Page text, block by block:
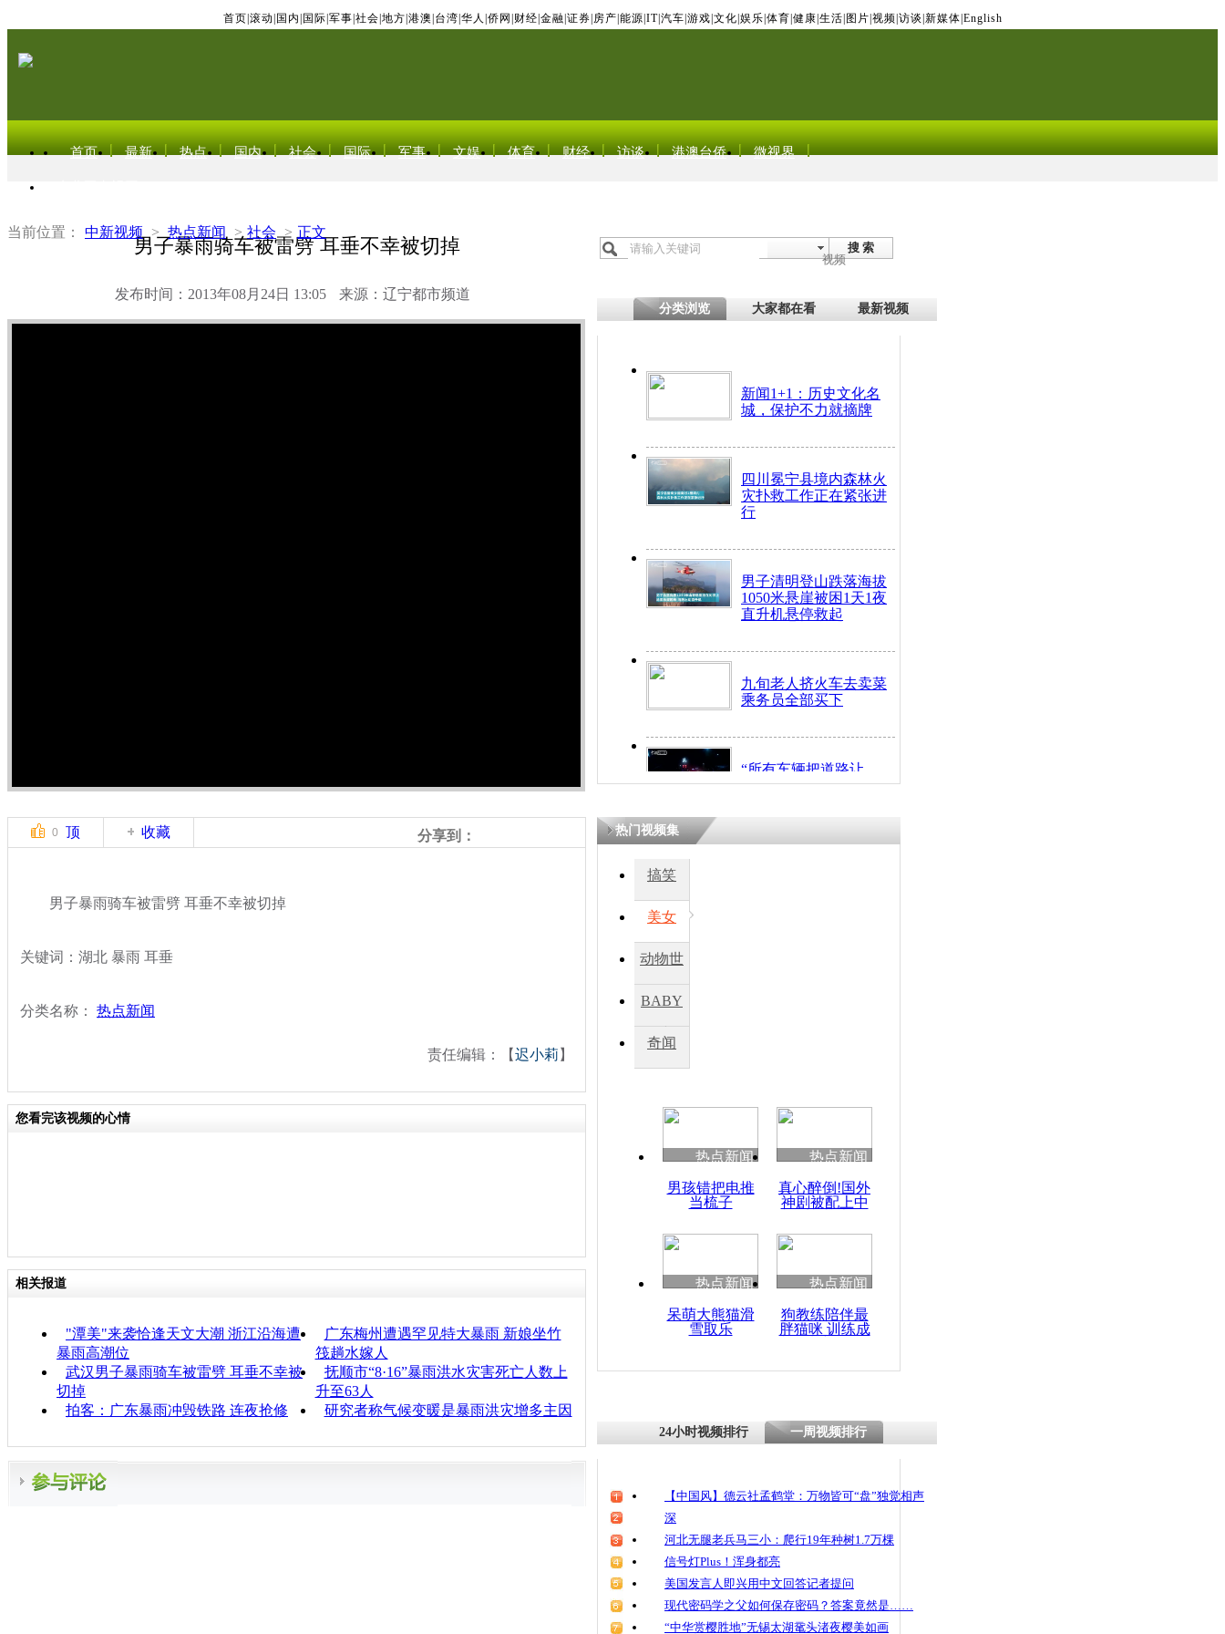
首页 滚动 国内 国际 军事 社会 地方 港澳 台湾 华人 侨网 财经 金融 证券 房产 能源 IT| 汽车 游戏 文化 娱乐 体育 健康 生活 图片 视频 访谈 新媒体 English
首页 最新 热点 国内 社会 国际 军事 文娱 体育 财经 访谈 港澳台侨 微视界
当前位置： 中新视频 > 热点新闻 > 社会 > 正文
男子暴雨骑车被雷劈 耳垂不幸被切掉
发布时间：2013年08月24日 13:05 来源：辽宁都市频道
搜 索
视频
分类浏览 大家都在看 最新视频
新闻1+1：历史文化名
城，保护不力就摘牌
四川冕宁县境内森林火
灾扑救工作正在紧张进
行
男子清明登山跌落海拔
1050米悬崖被困1天1夜
直升机悬停救起
九旬老人挤火车去卖菜
乘务员全部买下
“所有车辆把道路让
开！”儿童突发疾病交
四川兴文苗乡上万人欢
度苗族花山节
清明祭英烈 哀思悼忠
男子暴雨骑车被雷劈
0 顶 收藏 分享到：
男子暴雨骑车被雷劈 耳垂不幸被切掉
关键词：湖北 暴雨 耳垂
分类名称： 热点新闻
责任编辑：【迟小莉 】
您看完该视频的心情
相关报道
"潭美"来袭恰逢天文大潮 浙江沿海遭
暴雨高潮位
广东梅州遭遇罕见特大暴雨 新娘坐竹
筏趟水嫁人
武汉男子暴雨骑车被雷劈 耳垂不幸被
切掉
抚顺市“8·16”暴雨洪水灾害死亡人数上
升至63人
拍客：广东暴雨冲毁铁路 连夜抢修
研究者称气候变暖是暴雨洪灾增多主因
热门视频集
搞笑
美女
动物世
BABY
秀
奇闻
热点新闻
男孩错把电推
当梳子
热点新闻
真心醉倒!国外
神剧被配上中
热点新闻
呆萌大熊猫滑
雪取乐
热点新闻
狗教练陪伴最
胖猫咪 训练成
24小时视频排行 一周视频排行
【中国风】德云社孟鹤堂：万物皆可“盘”独觉相声
深
河北无腿老兵马三小：爬行19年种树1.7万棵
信号灯Plus！浑身都亮
美国发言人即兴用中文回答记者提问
现代密码学之父如何保存密码？答案竟然是……
“中华赏樱胜地”无锡太湖鼋头渚夜樱美如画